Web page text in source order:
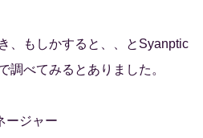
、もしかすると、、とSyanptic
調べてみるとありました。